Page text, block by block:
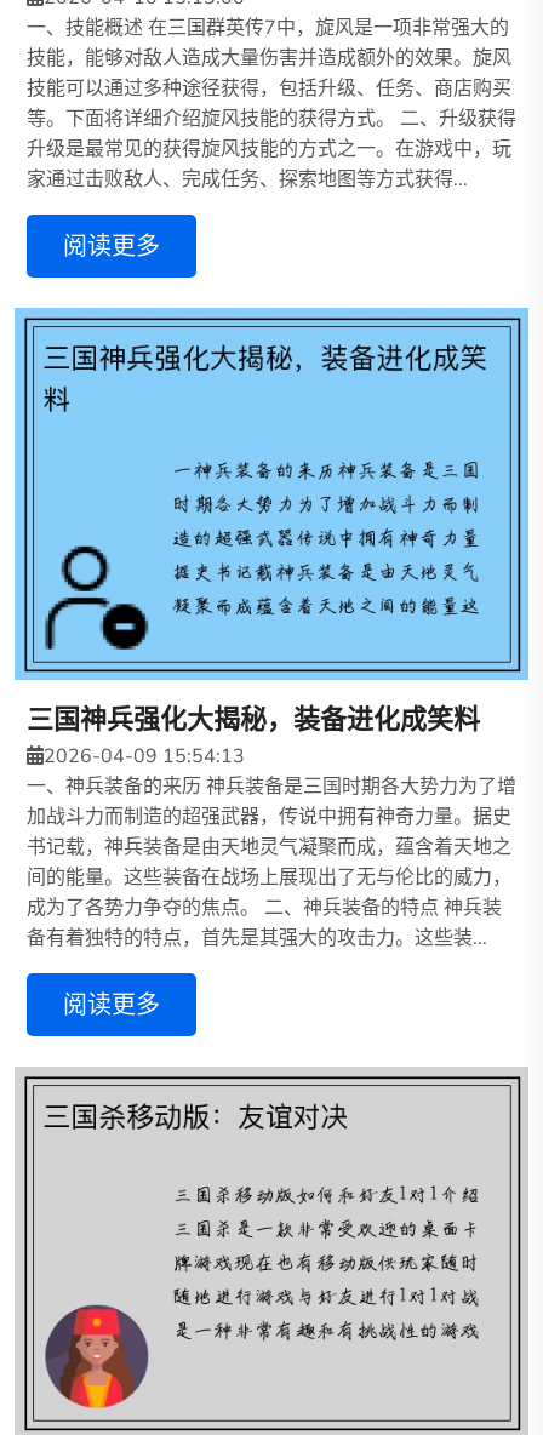
一、技能概述 在三国群英传7中，旋风是一项非常强大的
技能，能够对敌人造成大量伤害并造成额外的效果。旋风
技能可以通过多种途径获得，包括升级、任务、商店购买
等。下面将详细介绍旋风技能的获得方式。 二、升级获得
升级是最常见的获得旋风技能的方式之一。在游戏中，玩
家通过击败敌人、完成任务、探索地图等方式获得...
阅读更多
三国神兵强化大揭秘，装备进化成笑料
2026-04-09 15:54:13
一、神兵装备的来历 神兵装备是三国时期各大势力为了增
加战斗力而制造的超强武器，传说中拥有神奇力量。据史
书记载，神兵装备是由天地灵气凝聚而成，蕴含着天地之
间的能量。这些装备在战场上展现出了无与伦比的威力，
成为了各势力争夺的焦点。 二、神兵装备的特点 神兵装
备有着独特的特点，首先是其强大的攻击力。这些装...
阅读更多